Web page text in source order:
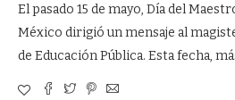
El pasado 15 de mayo, Día del
México dirigió un mensaje al
de Educación Pública. Esta fecha,